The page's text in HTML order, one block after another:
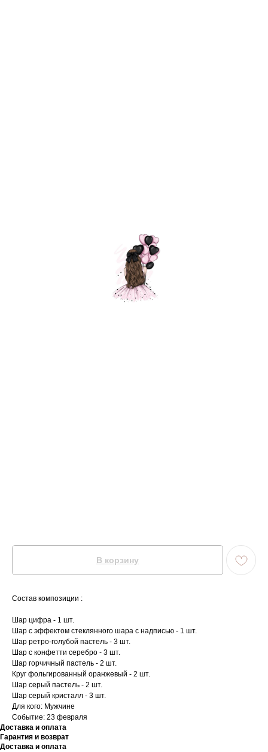
В корзину
Состав композиции :
Шар цифра - 1 шт.
Шар с эффектом стеклянного шара с надписью - 1 шт.
Шар ретро-голубой пастель - 3 шт.
Шар с конфетти серебро - 3 шт.
Шар горчичный пастель - 2 шт.
Круг фольгированный оранжевый - 2 шт.
Шар серый пастель - 2 шт.
Шар серый кристалл - 3 шт.
Для кого: Мужчине
Событие: 23 февраля
Доставка и оплата
Гарантия и возврат
Доставка и оплата